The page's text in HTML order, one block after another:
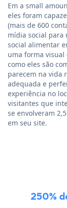
Em a small
eles foram
(mais de 600
mídia social para
social alimentar
uma forma
como eles são
parecem na vida
adequada e
experiência no
visitantes que
se envolveram
em seu site.
250%